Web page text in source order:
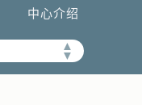
中心介绍
▲
▼